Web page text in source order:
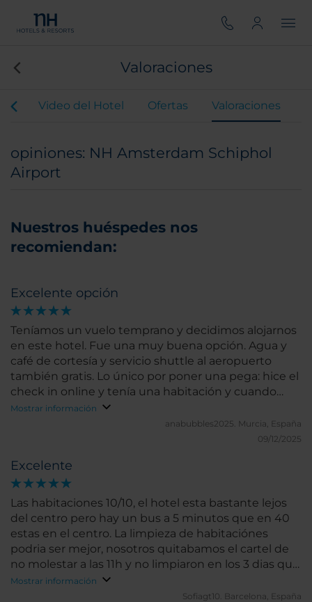
Valoraciones
Video del Hotel Ofertas Valoraciones
opiniones: NH Amsterdam Schiphol
Airport
Nuestros huéspedes nos
recomiendan:
Excelente opción
Teníamos un vuelo temprano y decidimos alojarnos
en este hotel. Fue una muy buena opción. Agua y
café de cortesía y servicio shuttle al aeropuerto
también gratis. Lo único por poner una pega: hice el
check in online y tenía una habitación y cuando
llegué me cambiaron a otra, por lo que no entiendo
porque me pidieron por email hacer el check in.
Mostrar información
anabubbles2025. Murcia, España
09/12/2025
Excelente
Las habitaciones 10/10, el hotel esta bastante lejos
del centro pero hay un bus a 5 minutos que en 40
estas en el centro. La limpieza de habitaciónes
podria ser mejor, nosotros quitabamos el cartel de
no molestar a las 11h y no limpiaron en los 3 dias que
estuvimos... ni toallas ni nada. Lo demas todo
perfecto, el trato al cliente 10/10.
Mostrar información
Sofiagt10. Barcelona, España